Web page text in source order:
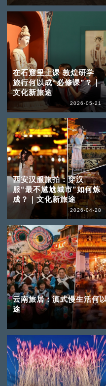
在石窟里上课 敦煌研学
旅行何以成“必修课”？｜
文化新旅途
2026-05-21
西安汉服旅拍：穿汉
服“最不尴尬城市”如何炼
成？｜文化新旅途
2026-04-28
云南旅居：滇式慢生活何
途